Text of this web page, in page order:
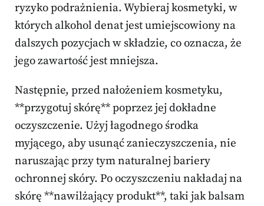
ryzyko podrażnienia. Wybieraj kosmetyki, w
których alkohol denat jest umiejscowiony na
dalszych pozycjach w składzie, co oznacza, że
jego zawartość jest mniejsza.
Następnie, przed nałożeniem kosmetyku,
**przygotuj skórę** poprzez jej dokładne
oczyszczenie. Użyj łagodnego środka
myjącego, aby usunąć zanieczyszczenia, nie
naruszając przy tym naturalnej bariery
ochronnej skóry. Po oczyszczeniu nakładaj na
skórę **nawilżający produkt**, taki jak balsam